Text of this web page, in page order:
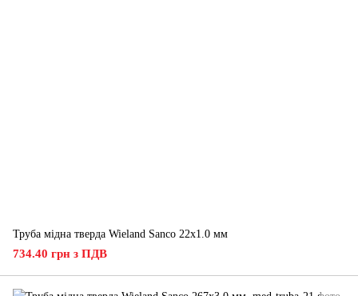
Труба мідна тверда Wieland Sanco 22х1.0 мм
734.40 грн з ПДВ